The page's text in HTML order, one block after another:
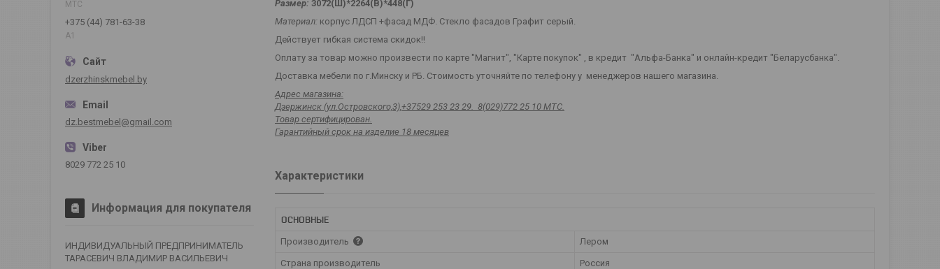
Размер: 3072(Ш)*2264(В)*448(Г)
Материал: корпус ЛДСП +фасад МДФ. Стекло фасадов Графит серый.
Действует гибкая система скидок!!
Оплату за товар можно произвести по карте "Магнит", "Карте покупок" , в кредит "Альфа-Банка" и онлайн-кредит "Беларусбанка".
Доставка мебели по г.Минску и РБ. Стоимость уточняйте по телефону у менеджеров нашего магазина.
Адрес магазина:
Дзержинск (ул.Островского,3),+37529 253 23 29. 8(029)772 25 10 МТС.
Товар сертифицирован.
Гарантийный срок на изделие 18 месяцев
Характеристики
ОСНОВНЫЕ
Производитель Лером
Страна производитель Россия
МТС
+375 (44) 781-63-38
А1
dzerzhinskmebel.by
dz.bestmebel@gmail.com
8029 772 25 10
Информация для покупателя
ИНДИВИДУАЛЬНЫЙ ПРЕДПРИНИМАТЕЛЬ
ТАРАСЕВИЧ ВЛАДИМИР ВАСИЛЬЕВИЧ